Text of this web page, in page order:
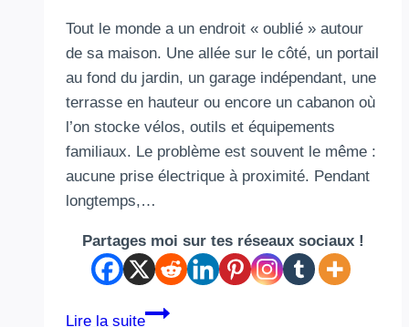
Tout le monde a un endroit « oublié » autour
de sa maison. Une allée sur le côté, un portail
au fond du jardin, un garage indépendant, une
terrasse en hauteur ou encore un cabanon où
l’on stocke vélos, outils et équipements
familiaux. Le problème est souvent le même :
aucune prise électrique à proximité. Pendant
longtemps,…
Partages moi sur tes réseaux sociaux !
Lire la suite
Caméra